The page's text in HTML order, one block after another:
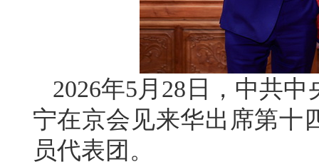
2026年5月28日，中共
宁在京会见来华出席第十
员代表团。